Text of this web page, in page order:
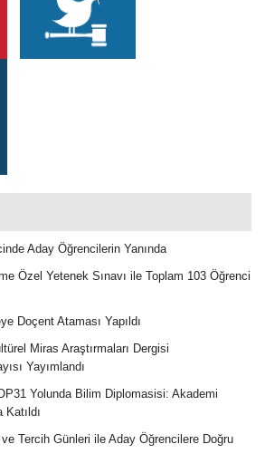
Aday Öğrencilerin Yanında
Özel Yetenek Sınavı ile Toplam 103 Öğrenci
Doçent Ataması Yapıldı
Miras Araştırmaları Dergisi
Yayımlandı
Yolunda Bilim Diplomasisi: Akademi
Katıldı
ve Tercih Günleri ile Aday Öğrencilere Doğru